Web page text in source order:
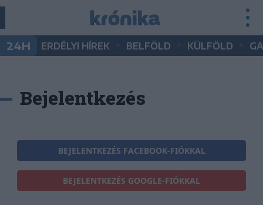
24H ERDÉLYI HÍREK BELFÖLD KÜLFÖLD
Bejelentkezés
BEJELENTKEZÉS FACEBOOK-FIÓKKAL
BEJELENTKEZÉS GOOGLE-FIÓKKAL